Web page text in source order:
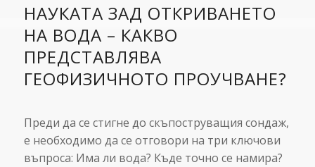
НАУКАТА ЗАД ОТКРИВАНЕТО
НА ВОДА – КАКВО
ПРЕДСТАВЛЯВА
ГЕОФИЗИЧНОТО ПРОУЧВАНЕ?
Преди да се стигне до скъпоструващия сондаж,
е необходимо да се отговори на три ключови
въпроса: Има ли вода? Къде точно се намира?